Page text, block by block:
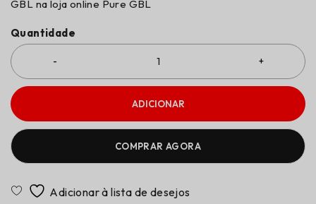
GBL na loja online Pure GBL
Quantidade
ADICIONAR
COMPRAR AGORA